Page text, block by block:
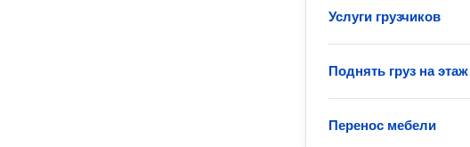
Услуги грузчиков
Поднять груз на этаж
Перенос мебели